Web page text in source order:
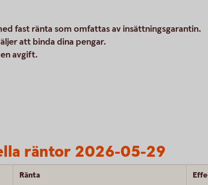
fast ränta som omfattas av insättningsgarantin.
att binda dina pengar.
avgift.
räntor 2026-05-29
Ränta